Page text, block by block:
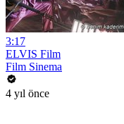
3:17
ELVIS Film
Film Sinema
4 yıl önce